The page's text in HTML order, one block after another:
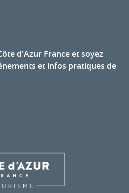
d'Azur France et soyez
et infos pratiques de